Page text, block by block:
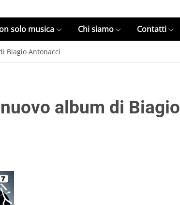
solo musica Chi siamo Contatti
Biagio Antonacci
album di Biagio